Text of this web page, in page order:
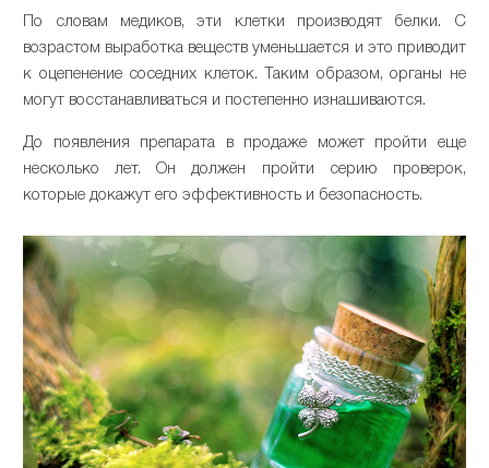
По словам медиков, эти клетки производят белки. С
возрастом выработка веществ уменьшается и это приводит
к оцепенение соседних клеток. Таким образом, органы не
могут восстанавливаться и постепенно изнашиваются.
До появления препарата в продаже может пройти еще
несколько лет. Он должен пройти серию проверок,
которые докажут его эффективность и безопасность.